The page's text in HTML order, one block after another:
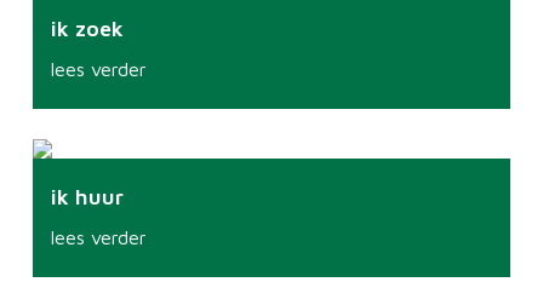
ik zoek
lees verder
ik huur
lees verder